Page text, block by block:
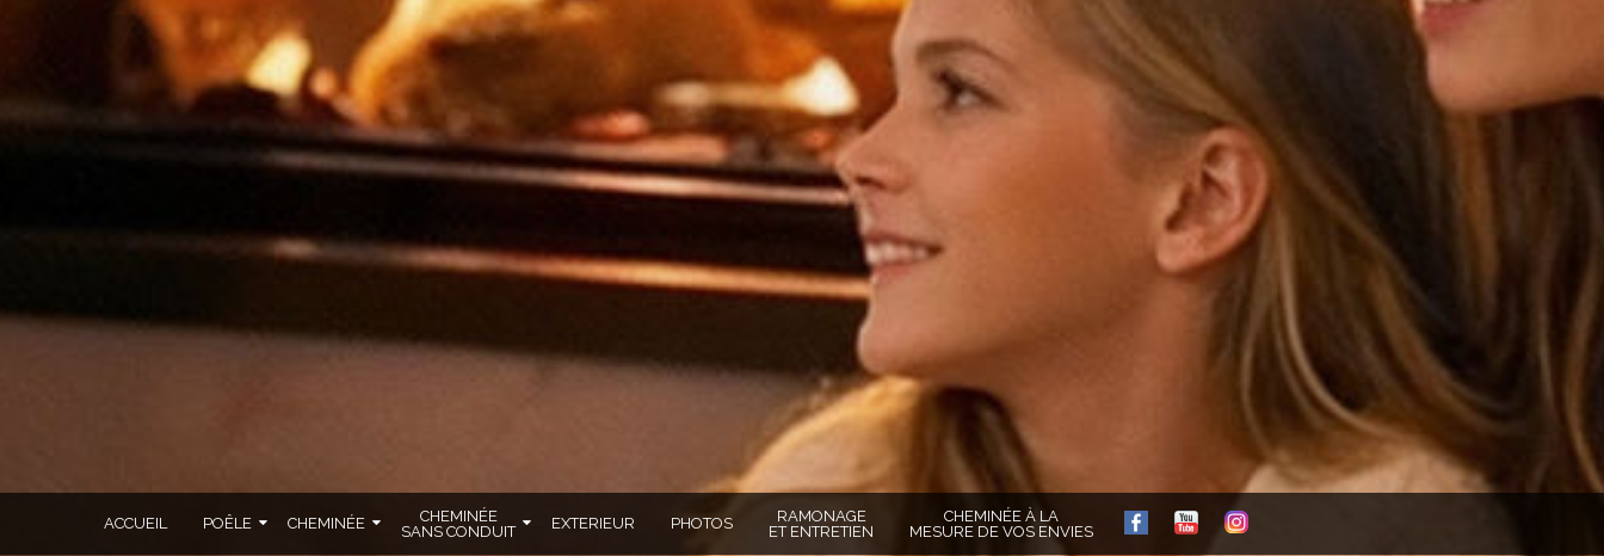
ACCUEIL POÊLE CHEMINÉE
CHEMINÉE
SANS CONDUIT
EXTERIEUR PHOTOS
RAMONAGE
ET ENTRETIEN
CHEMINÉE À LA
MESURE DE VOS ENVIES